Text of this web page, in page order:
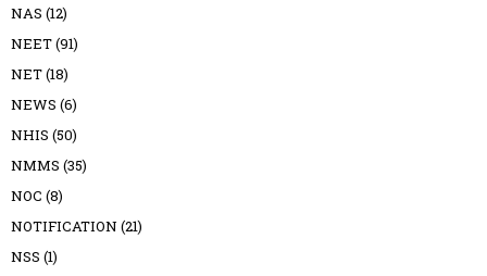
NAS (12)
NEET(91)
NET(18)
NEWS (6)
NHIS (50)
NMMS (35)
NOC (8)
NOTIFICATION (21)
NSS (1)